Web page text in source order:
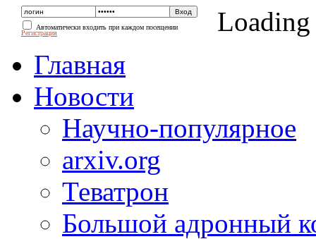
Автоматически входить при каждом посещении
Регистрация
Loading
Главная
Новости
Научно-популярное
arxiv.org
Теватрон
Большой адронный